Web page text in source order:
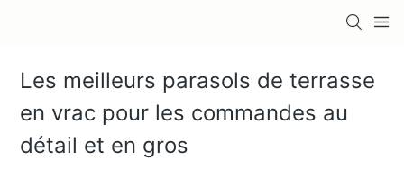
Les meilleurs parasols de terrasse
en vrac pour les commandes au
détail et en gros